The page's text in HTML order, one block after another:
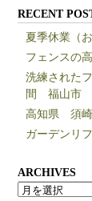
RECENT
夏季休業（
フェンスの
洗練された
間 福山市
高知県 須
ガーデンリ
ARCHIVES
ARCHIVES